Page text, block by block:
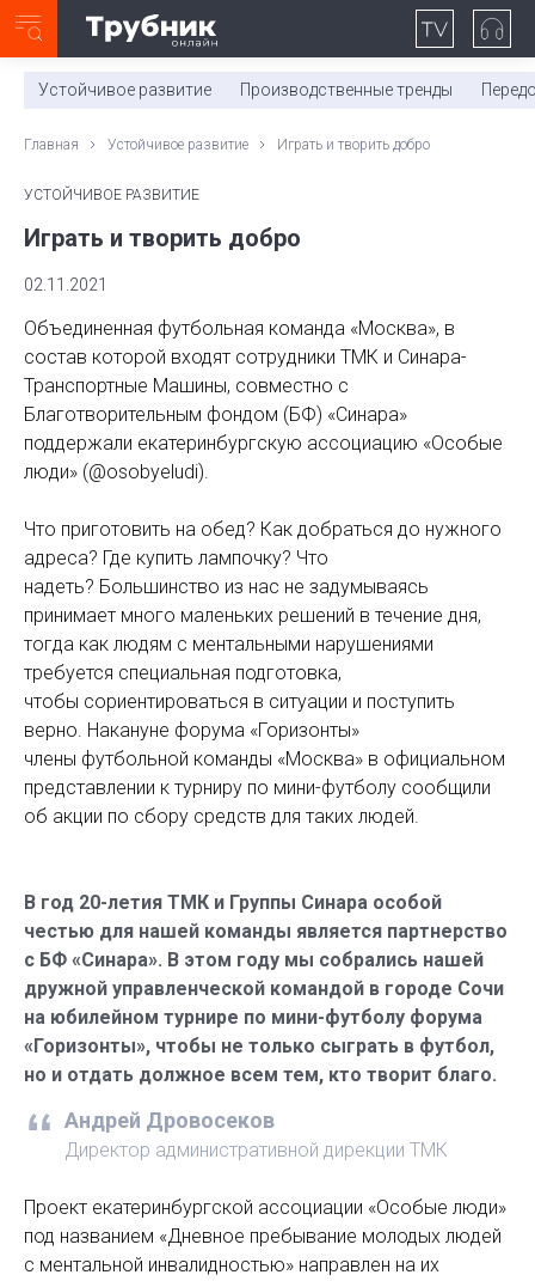
0:00/ 11:03
Устойчивое развитие Производственные тренды
Главная Устойчивое развитие Играть и творить добро
УСТОЙЧИВОЕ РАЗВИТИЕ
Играть и творить добро
02.11.2021
Объединенная футбольная команда «Москва», в
состав которой входят сотрудники ТМК и Синара-
Транспортные Машины, совместно с
Благотворительным фондом (БФ) «Синара»
поддержали екатеринбургскую ассоциацию «Особые
люди» (@osobyeludi).
Что приготовить на обед? Как добраться до нужного
адреса? Где купить лампочку? Что
надеть? Большинство из нас не задумываясь
принимает много маленьких решений в течение дня,
тогда как людям с ментальными нарушениями
требуется специальная подготовка,
чтобы сориентироваться в ситуации и поступить
верно. Накануне форума «Горизонты»
члены футбольной команды «Москва» в официальном
представлении к турниру по мини-футболу сообщили
об акции по сбору средств для таких людей.
В год 20-летия ТМК и Группы Синара особой
честью для нашей команды является партнерство
с БФ «Синара». В этом году мы собрались нашей
дружной управленческой командой в городе Сочи
на юбилейном турнире по мини-футболу форума
«Горизонты», чтобы не только сыграть в футбол,
но и отдать должное всем тем, кто творит благо.
Андрей Дровосеков
Директор административной дирекции ТМК
Проект екатеринбургской ассоциации «Особые люди»
под названием «Дневное пребывание молодых людей
с ментальной инвалидностью» направлен на их